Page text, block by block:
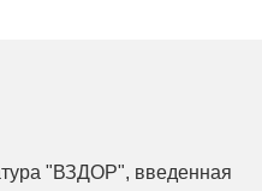
"ВЗДОР", введенная